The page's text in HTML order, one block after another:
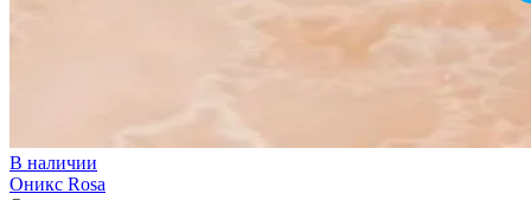
В наличии
Оникс Rosa